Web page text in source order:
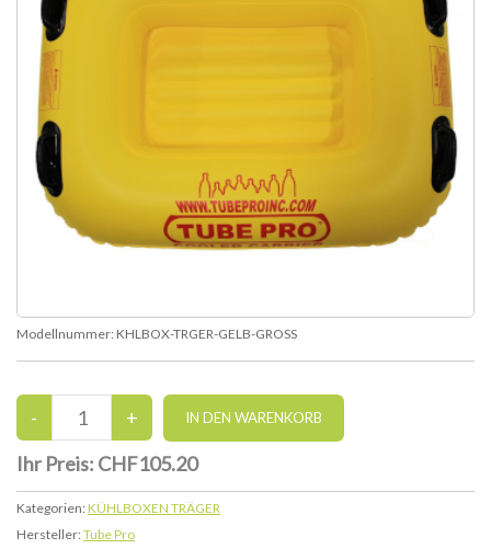
Modellnummer: KHLBOX-TRGER-GELB-GROSS
Ihr Preis: CHF105.20
Kategorien: KÜHLBOXEN TRÄGER
Hersteller: Tube Pro